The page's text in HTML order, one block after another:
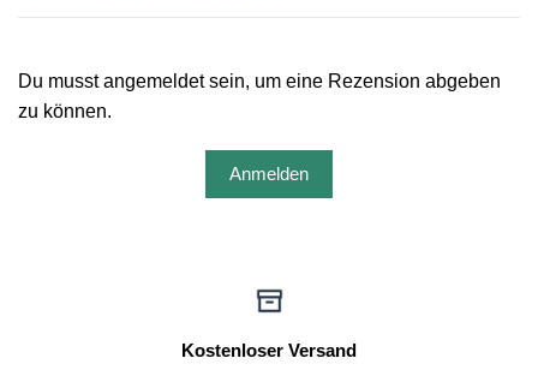
Du musst angemeldet sein, um eine Rezension abgeben
zu können.
Anmelden
Kostenloser Versand